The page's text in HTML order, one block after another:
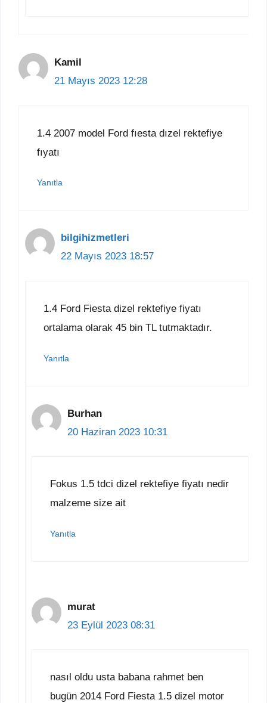
Kamil
21 Mayıs 2023 12:28
1.4 2007 model Ford fıesta dızel rektefiye
fıyatı
Yanıtla
bilgihizmetleri
22 Mayıs 2023 18:57
1.4 Ford Fiesta dizel rektefiye fiyatı
ortalama olarak 45 bin TL tutmaktadır.
Yanıtla
Burhan
20 Haziran 2023 10:31
Fokus 1.5 tdci dizel rektefiye fiyatı nedir
malzeme size ait
Yanıtla
murat
23 Eylül 2023 08:31
nasıl oldu usta babana rahmet ben
bugün 2014 Ford Fiesta 1.5 dizel motor